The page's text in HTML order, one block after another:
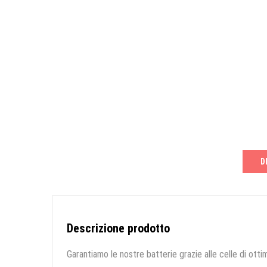
Descrizione prodotto
Garantiamo le nostre batterie grazie alle celle di